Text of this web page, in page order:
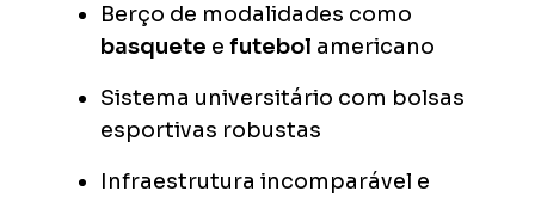
Berço de modalidades como
basquete e futebol americano
Sistema universitário com bolsas
esportivas robustas
Infraestrutura incomparável e